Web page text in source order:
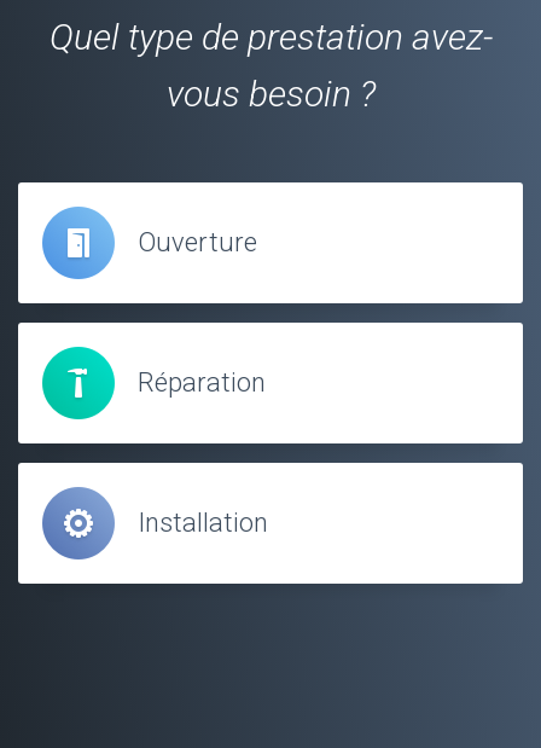
Quel type de prestation avez-
vous besoin ?
Ouverture
Réparation
Installation